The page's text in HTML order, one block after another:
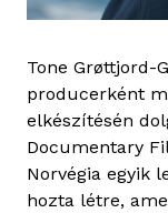
Tone Grøttjord-
producerként
elkészítésén
Documentary
Norvégia egyik
hozta létre,